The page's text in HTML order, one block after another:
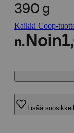
390 g
Kaikki Coop-
n. Noin
Lisää